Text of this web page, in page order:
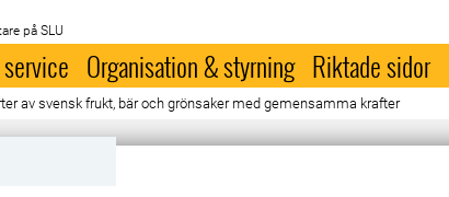
på SLU
Organisation & styrning Riktade sidor
av svensk frukt, bär och grönsaker med gemensamma krafter